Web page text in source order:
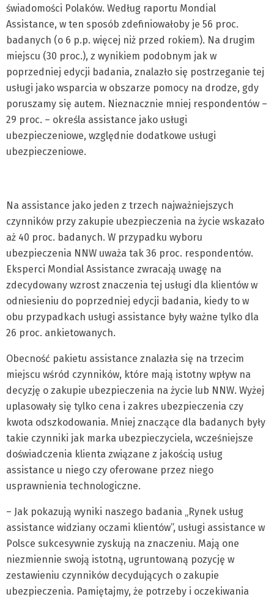
świadomości Polaków. Według raportu Mondial
Assistance, w ten sposób zdefiniowałoby je 56 proc.
badanych (o 6 p.p. więcej niż przed rokiem). Na drugim
miejscu (30 proc.), z wynikiem podobnym jak w
poprzedniej edycji badania, znalazło się postrzeganie tej
usługi jako wsparcia w obszarze pomocy na drodze, gdy
poruszamy się autem. Nieznacznie mniej respondentów –
29 proc. – określa assistance jako usługi
ubezpieczeniowe, względnie dodatkowe usługi
ubezpieczeniowe.
Na assistance jako jeden z trzech najważniejszych
czynników przy zakupie ubezpieczenia na życie wskazało
aż 40 proc. badanych. W przypadku wyboru
ubezpieczenia NNW uważa tak 36 proc. respondentów.
Eksperci Mondial Assistance zwracają uwagę na
zdecydowany wzrost znaczenia tej usługi dla klientów w
odniesieniu do poprzedniej edycji badania, kiedy to w
obu przypadkach usługi assistance były ważne tylko dla
26 proc. ankietowanych.
Obecność pakietu assistance znalazła się na trzecim
miejscu wśród czynników, które mają istotny wpływ na
decyzję o zakupie ubezpieczenia na życie lub NNW. Wyżej
uplasowały się tylko cena i zakres ubezpieczenia czy
kwota odszkodowania. Mniej znaczące dla badanych były
takie czynniki jak marka ubezpieczyciela, wcześniejsze
doświadczenia klienta związane z jakością usług
assistance u niego czy oferowane przez niego
usprawnienia technologiczne.
– Jak pokazują wyniki naszego badania „Rynek usług
assistance widziany oczami klientów”, usługi assistance w
Polsce sukcesywnie zyskują na znaczeniu. Mają one
niezmiennie swoją istotną, ugruntowaną pozycję w
zestawieniu czynników decydujących o zakupie
ubezpieczenia. Pamiętajmy, że potrzeby i oczekiwania